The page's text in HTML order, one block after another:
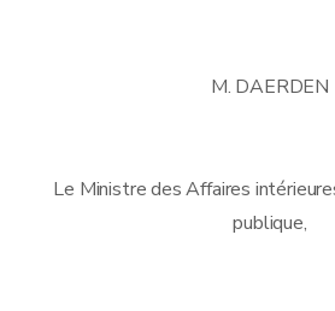
M. DAERDEN
Le Ministre des Affaires
publique,